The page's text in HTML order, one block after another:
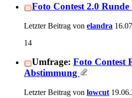
Foto Contest 2.0 Runde
Letzter Beitrag von elandra
14
Umfrage: Foto Contest
Abstimmung
Letzter Beitrag von lowcut